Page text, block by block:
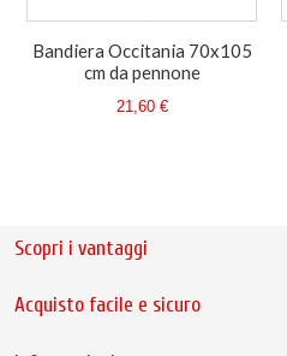
Bandiera Occitania 70x105
cm da pennone
21,60 €
Scopri i vantaggi
Acquisto facile e sicuro